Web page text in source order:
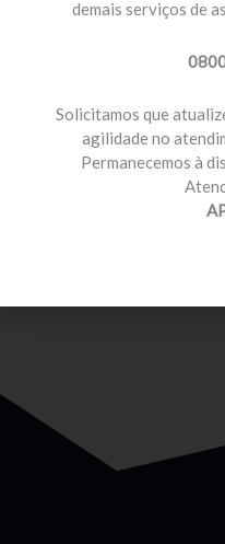
Temos planos e
demais serviços de
Solicitamos que
agilidade no
Permanecemos à